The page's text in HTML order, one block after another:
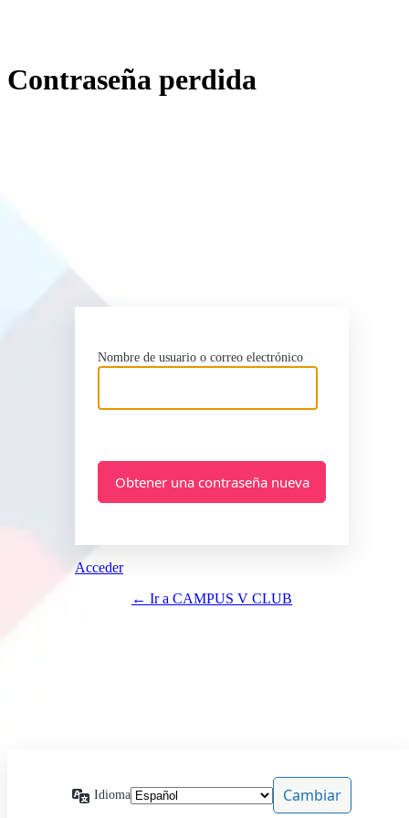
Contraseña perdida
Nombre de usuario o correo electrónico
Acceder
← Ir a CAMPUS V CLUB
Idioma